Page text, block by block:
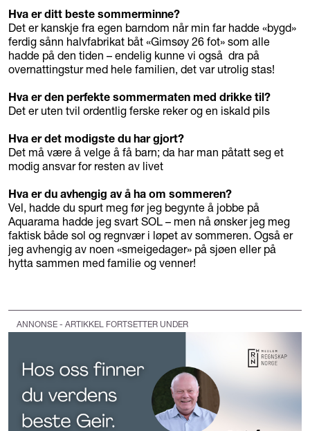
Hva er ditt beste sommerminne?
Det er kanskje fra egen barndom når min far hadde «bygd»
ferdig sånn halvfabrikat båt «Gimsøy 26 fot» som alle
hadde på den tiden – endelig kunne vi også dra på
overnattingstur med hele familien, det var utrolig stas!
Hva er den perfekte sommermaten med drikke til?
Det er uten tvil ordentlig ferske reker og en iskald pils
Hva er det modigste du har gjort?
Det må være å velge å få barn; da har man påtatt seg et
modig ansvar for resten av livet
Hva er du avhengig av å ha om sommeren?
Vel, hadde du spurt meg før jeg begynte å jobbe på
Aquarama hadde jeg svart SOL – men nå ønsker jeg meg
faktisk både sol og regnvær i løpet av sommeren. Også er
jeg avhengig av noen «smeigedager» på sjøen eller på
hytta sammen med familie og venner!
ANNONSE - ARTIKKEL FORTSETTER UNDER